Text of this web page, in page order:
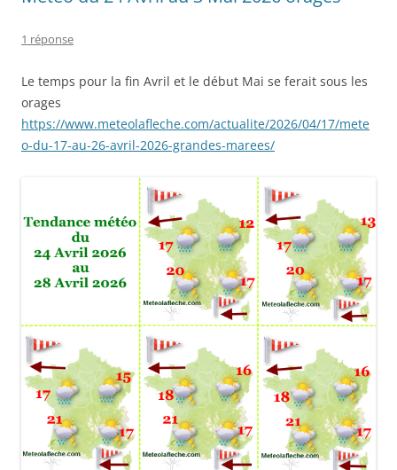
1 réponse
Le temps pour la fin Avril et le début Mai se ferait sous les
orages
https://www.meteolafleche.com/actualite/2026/04/17/mete
o-du-17-au-26-avril-2026-grandes-marees/